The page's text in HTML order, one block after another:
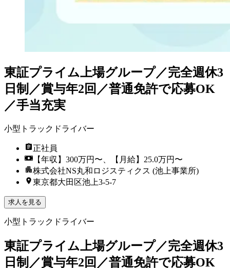
東証プライム上場グループ／完全週休3
日制／賞与年2回／普通免許で応募OK
／手当充実
小型トラックドライバー
正社員
【年収】300万円〜、【月給】25.0万円〜
株式会社NS丸和ロジスティクス (池上事業所)
東京都大田区池上3-5-7
求人を見る
小型トラックドライバー
東証プライム上場グループ／完全週休3
日制／賞与年2回／普通免許で応募OK